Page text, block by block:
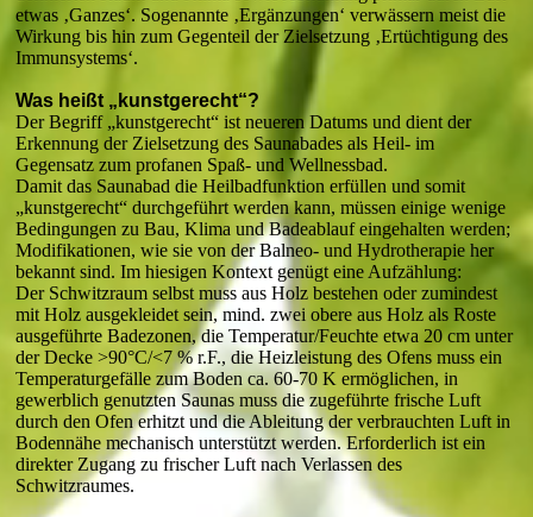
etwas ‚Ganzes‘. Sogenannte ‚Ergänzungen‘ verwässern meist die
Wirkung bis hin zum Gegenteil der Zielsetzung ‚Ertüchtigung des
Immunsystems‘.
Was heißt „kunstgerecht“?
Der Begriff „kunstgerecht“ ist neueren Datums und dient der
Erkennung der Zielsetzung des Saunabades als Heil- im
Gegensatz zum profanen Spaß- und Wellnessbad.
Damit das Saunabad die Heilbadfunktion erfüllen und somit
„kunstgerecht“ durchgeführt werden kann, müssen einige wenige
Bedingungen zu Bau, Klima und Badeablauf eingehalten werden;
Modifikationen, wie sie von der Balneo- und Hydrotherapie her
bekannt sind. Im hiesigen Kontext genügt eine Aufzählung:
Der Schwitzraum selbst muss aus Holz bestehen oder zumindest
mit Holz ausgekleidet sein, mind. zwei obere aus Holz als Roste
ausgeführte Badezonen, die Temperatur/Feuchte etwa 20 cm unter
der Decke >90°C/<7 % r.F., die Heizleistung des Ofens muss ein
Temperaturgefälle zum Boden ca. 60-70 K ermöglichen, in
gewerblich genutzten Saunas muss die zugeführte frische Luft
durch den Ofen erhitzt und die Ableitung der verbrauchten Luft in
Bodennähe mechanisch unterstützt werden. Erforderlich ist ein
direkter Zugang zu frischer Luft nach Verlassen des
Schwitzraumes.